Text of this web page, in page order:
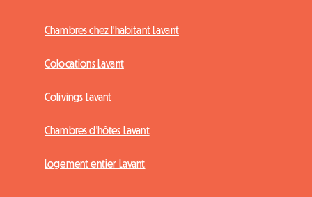
Chambres chez l'habitant Lavant
Colocations Lavant
Colivings Lavant
Chambres d'hôtes Lavant
Logement entier Lavant